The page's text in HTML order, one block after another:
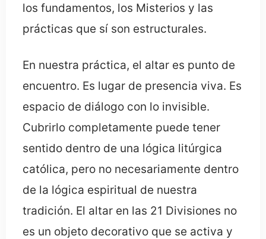
los fundamentos, los Misterios y las
prácticas que sí son estructurales.
En nuestra práctica, el altar es punto de
encuentro. Es lugar de presencia viva. Es
espacio de diálogo con lo invisible.
Cubrirlo completamente puede tener
sentido dentro de una lógica litúrgica
católica, pero no necesariamente dentro
de la lógica espiritual de nuestra
tradición. El altar en las 21 Divisiones no
es un objeto decorativo que se activa y